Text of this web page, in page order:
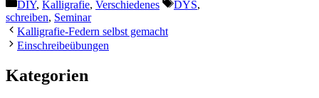
Kategorien
DIY, Kalligrafie, Verschiedenes Schlagwörter
DYS,
schreiben, Seminar
Kalligrafie-Federn selbst gemacht
Einschreibeübungen
Kategorien